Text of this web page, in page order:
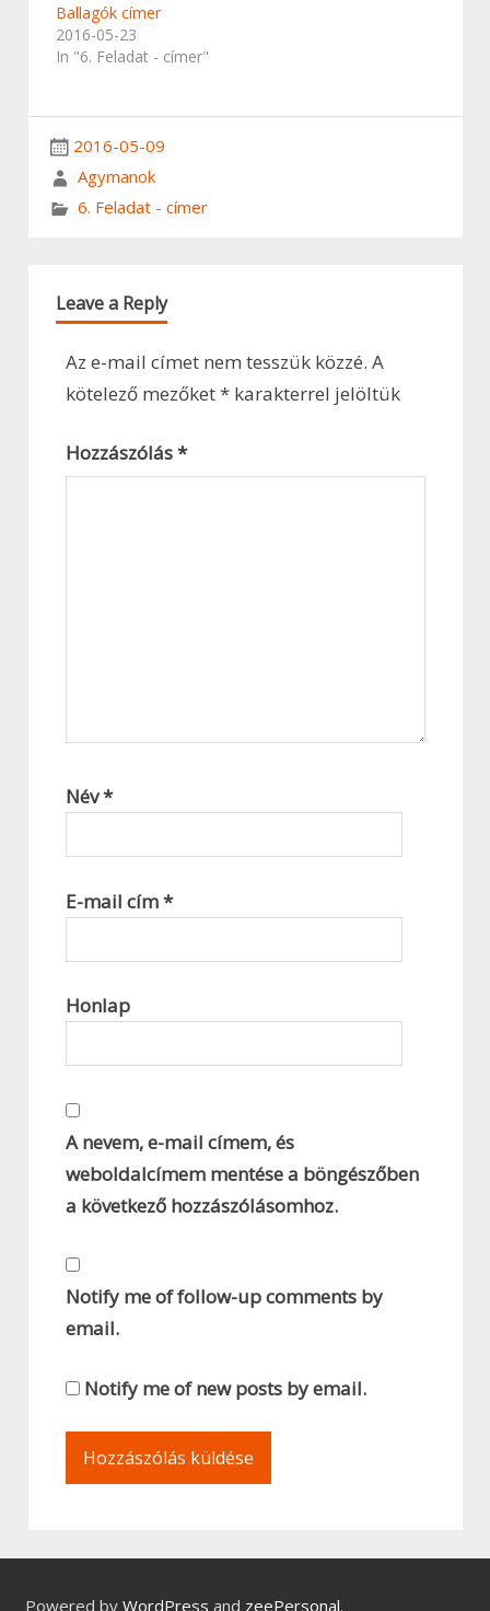
Ballagók címer
2016-05-23
In "6. Feladat - címer"
2016-05-09
Agymanok
6. Feladat - címer
Leave a Reply
Az e-mail címet nem tesszük közzé. A
kötelező mezőket*karakterrel jelöltük
Hozzászólás*
Név*
E-mail cím*
Honlap
A nevem, e-mail címem, és
weboldalcímem mentése a böngészőben
a következő hozzászólásomhoz.
Notify me of follow-up comments by
email.
Notify me of new posts by email.
Powered by WordPress and zeePersonal.